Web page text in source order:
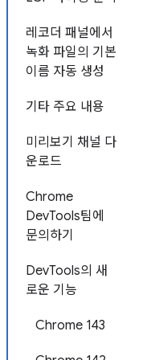
레코더 패널에서
녹화 파일의 기본
이름 자동 생성
기타 주요 내용
미리보기 채널 다
운로드
Chrome
DevTools팀에
문의하기
DevTools의 새
로운 기능
Chrome 143